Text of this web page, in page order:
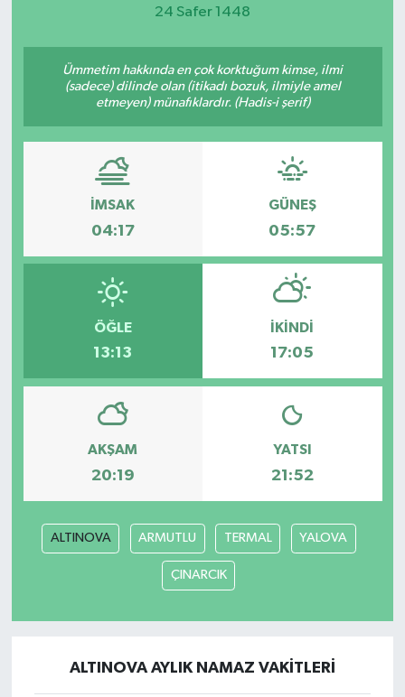
24 Safer 1448
Ümmetim hakkında en çok korktuğum kimse, ilmi
(sadece) dilinde olan (itikadı bozuk, ilmiyle amel
etmeyen) münafıklardır. (Hadis-i şerif)
İMSAK
04:17
GÜNEŞ
05:57
ÖĞLE
13:13
İKINDI
17:05
AKŞAM
20:19
YATSI
21:52
ALTINOVA ARMUTLU TERMAL YALOVA
ÇINARCIK
ALTINOVA AYLIK NAMAZ VAKITLERI
Etkinlikler